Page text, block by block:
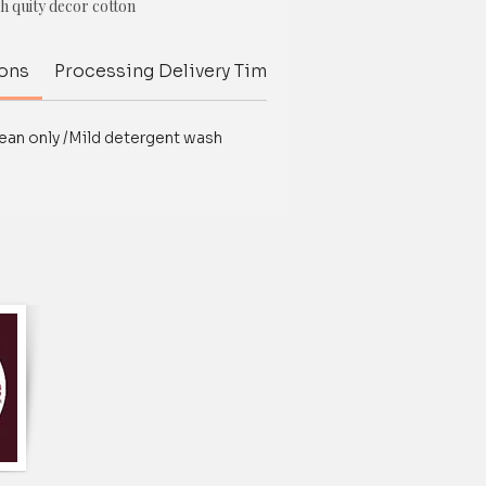
quity decor cotton
can be customized, please whatsapp
Processing Delivery Time
only /Mild detergent wash